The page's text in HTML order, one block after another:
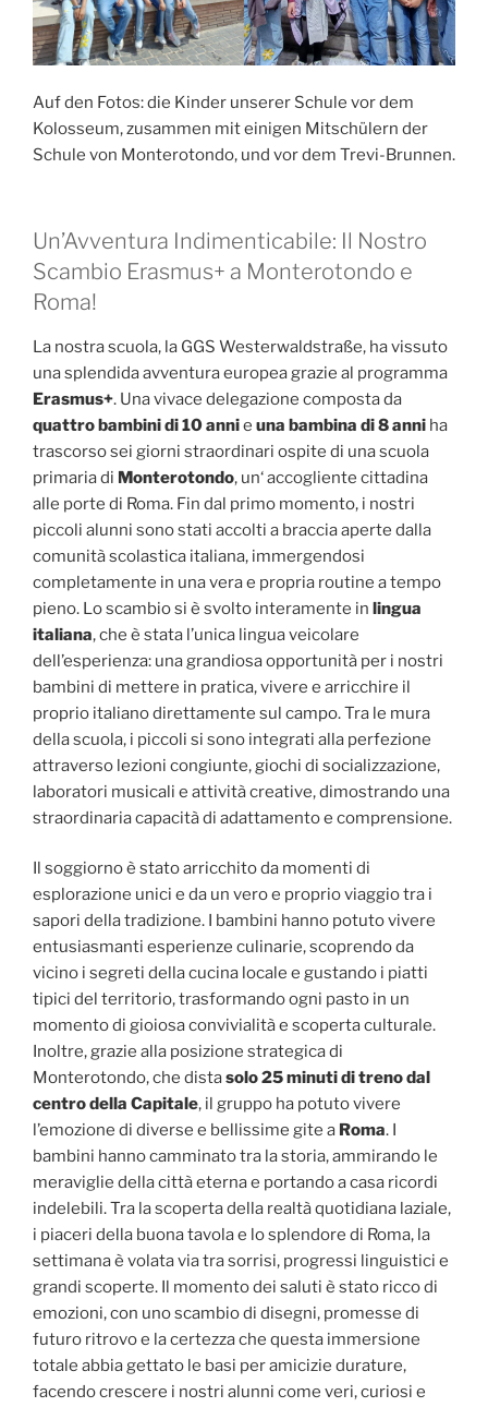
Auf den Fotos: die Kinder unserer Schule vor dem
Kolosseum, zusammen mit einigen Mitschülern der
Schule von Monterotondo, und vor dem Trevi-Brunnen.
Un’Avventura Indimenticabile: Il Nostro
Scambio Erasmus+ a Monterotondo e
Roma!
La nostra scuola, la GGS Westerwaldstraße, ha vissuto
una splendida avventura europea grazie al programma
Erasmus+. Una vivace delegazione composta da
quattro bambini di 10 annie una bambina di 8 anni ha
trascorso sei giorni straordinari ospite di una scuola
primaria di Monterotondo, un‘ accogliente cittadina
alle porte di Roma. Fin dal primo momento, i nostri
piccoli alunni sono stati accolti a braccia aperte dalla
comunità scolastica italiana, immergendosi
completamente in una vera e propria routine a tempo
pieno. Lo scambio si è svolto interamente in lingua
italiana, che è stata l’unica lingua veicolare
dell’esperienza: una grandiosa opportunità per i nostri
bambini di mettere in pratica, vivere e arricchire il
proprio italiano direttamente sul campo. Tra le mura
della scuola, i piccoli si sono integrati alla perfezione
attraverso lezioni congiunte, giochi di socializzazione,
laboratori musicali e attività creative, dimostrando una
straordinaria capacità di adattamento e comprensione.
Il soggiorno è stato arricchito da momenti di
esplorazione unici e da un vero e proprio viaggio tra i
sapori della tradizione. I bambini hanno potuto vivere
entusiasmanti esperienze culinarie, scoprendo da
vicino i segreti della cucina locale e gustando i piatti
tipici del territorio, trasformando ogni pasto in un
momento di gioiosa convivialità e scoperta culturale.
Inoltre, grazie alla posizione strategica di
Monterotondo, che distasolo 25 minuti di treno dal
centro della Capitale, il gruppo ha potuto vivere
l’emozione di diverse e bellissime gite a Roma. I
bambini hanno camminato tra la storia, ammirando le
meraviglie della città eterna e portando a casa ricordi
indelebili. Tra la scoperta della realtà quotidiana laziale,
i piaceri della buona tavola e lo splendore di Roma, la
settimana è volata via tra sorrisi, progressi linguistici e
grandi scoperte. Il momento dei saluti è stato ricco di
emozioni, con uno scambio di disegni, promesse di
futuro ritrovo e la certezza che questa immersione
totale abbia gettato le basi per amicizie durature,
facendo crescere i nostri alunni come veri, curiosi e